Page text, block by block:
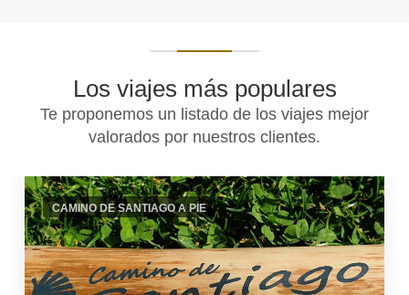
Los viajes más populares
Te proponemos un listado de los viajes mejor
valorados por nuestros clientes.
CAMINO DE SANTIAGO A PIE